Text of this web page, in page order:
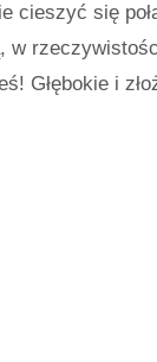
cieszyć się
w
Głębokie i